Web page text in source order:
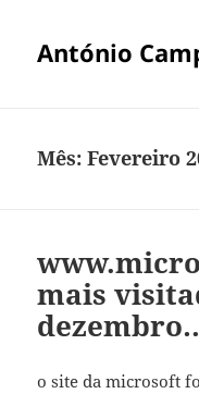
António
Mês:Fevereiro
mais
o site da microsoft